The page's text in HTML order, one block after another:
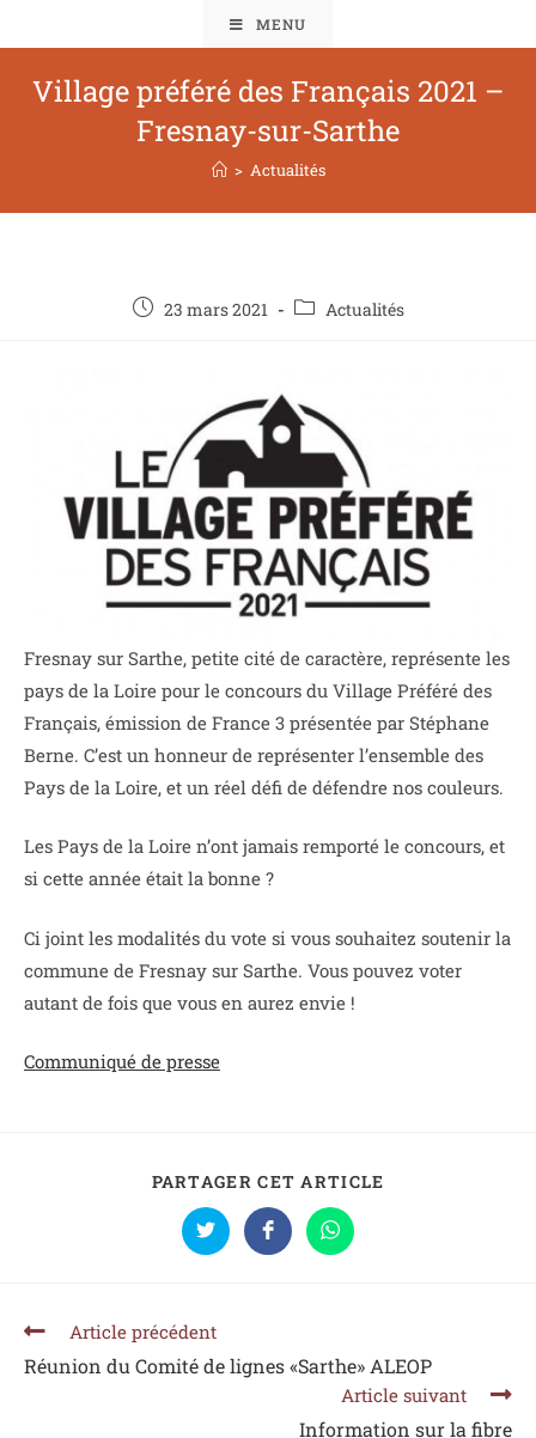
MENU
Village préféré des Français 2021 –
Fresnay-sur-Sarthe
> Actualités
23 mars 2021 Actualités
Fresnay sur Sarthe, petite cité de caractère, représente les
pays de la Loire pour le concours du Village Préféré des
Français, émission de France 3 présentée par Stéphane
Berne. C’est un honneur de représenter l’ensemble des
Pays de la Loire, et un réel défi de défendre nos couleurs.
Les Pays de la Loire n’ont jamais remporté le concours, et
si cette année était la bonne ?
Ci joint les modalités du vote si vous souhaitez soutenir la
commune de Fresnay sur Sarthe. Vous pouvez voter
autant de fois que vous en aurez envie !
Communiqué de presse
PARTAGER CET ARTICLE
Article précédent
Réunion du Comité de lignes «Sarthe» ALEOP
Article suivant
Information sur la fibre